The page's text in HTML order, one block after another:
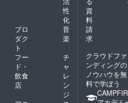
性
化
プロ
ダク
ト
音
楽
フー
ド・
飲食
店
チ
ャ
レ
ン
ジ
資
料
請
求
クラウドファ
ンディングの
ノウハウを無
料で学ぼう